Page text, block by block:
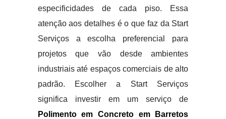
especificidades de cada piso. Essa
atenção aos detalhes é o que faz da Start
Serviços a escolha preferencial para
projetos que vão desde ambientes
industriais até espaços comerciais de alto
padrão. Escolher a Start Serviços
significa investir em um serviço de
Polimento em Concreto em Barretos